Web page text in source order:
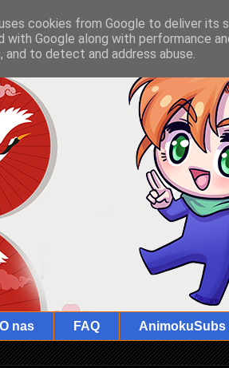
O nas FAQ AnimokuSubs
cookies from Google to deliver its
with Google along with performance
to detect and address abuse.